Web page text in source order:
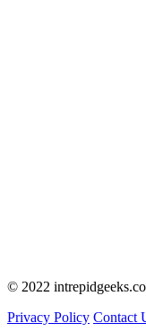
© 2022
Privacy Policy Contact